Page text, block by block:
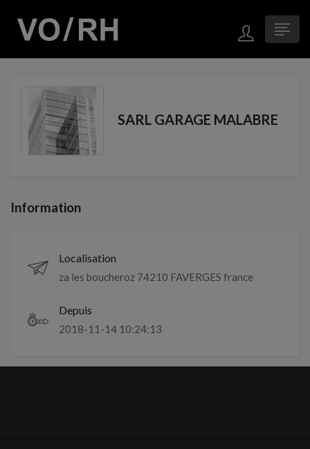
SARL GARAGE MALABRE
Information
Localisation
za les boucheroz 74210 FAVERGES france
Depuis
2018-11-14 10:24:13